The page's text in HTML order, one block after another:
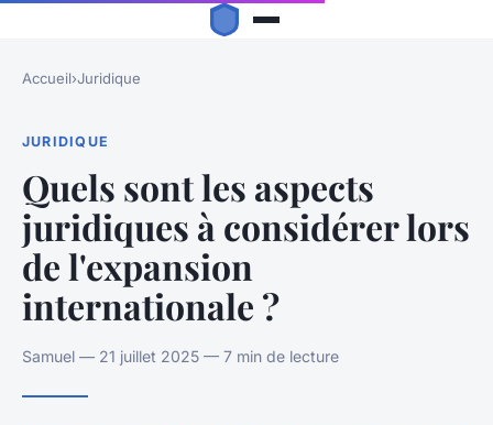
Accueil›Juridique
JURIDIQUE
Quels sont les aspects
juridiques à considérer lors
de l'expansion
internationale ?
Samuel — 21 juillet 2025 — 7 min de lecture